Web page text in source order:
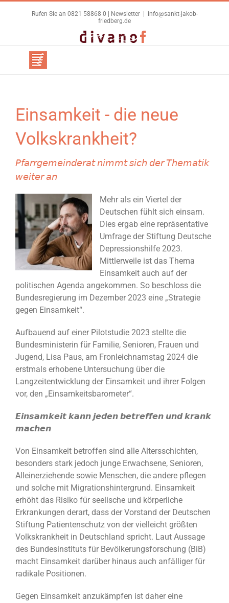
Rufen Sie an 0821 58868 0 | Newsletter
info@sankt-jakob-
friedberg.de
Benutzerdefiniert
Einsamkeit - die neue
Volkskrankheit?
𝘗𝘧𝘢𝘳𝘳𝘨𝘦𝘮𝘦𝘪𝘯𝘥𝘦𝘳𝘢𝘵 𝘯𝘪𝘮𝘮𝘵 𝘴𝘪𝘤𝘩 𝘥𝘦𝘳 𝘛𝘩𝘦𝘮𝘢𝘵𝘪𝘬
𝘸𝘦𝘪𝘵𝘦𝘳 𝘢𝘯
Mehr als ein Viertel der
Deutschen fühlt sich einsam.
Dies ergab eine repräsentative
Umfrage der Stiftung Deutsche
Depressionshilfe 2023.
Mittlerweile ist das Thema
Einsamkeit auch auf der
politischen Agenda angekommen. So beschloss die
Bundesregierung im Dezember 2023 eine „Strategie
gegen Einsamkeit“.
Aufbauend auf einer Pilotstudie 2023 stellte die
Bundesministerin für Familie, Senioren, Frauen und
Jugend, Lisa Paus, am Fronleichnamstag 2024 die
erstmals erhobene Untersuchung über die
Langzeitentwicklung der Einsamkeit und ihrer Folgen
vor, den „Einsamkeitsbarometer“.
𝙀𝙞𝙣𝙨𝙖𝙢𝙠𝙚𝙞𝙩 𝙠𝙖𝙣𝙣 𝙟𝙚𝙙𝙚𝙣 𝙗𝙚𝙩𝙧𝙚𝙛𝙛𝙚𝙣 𝙪𝙣𝙙 𝙠𝙧𝙖𝙣𝙠
𝙢𝙖𝙘𝙝𝙚𝙣
Von Einsamkeit betroffen sind alle Altersschichten,
besonders stark jedoch junge Erwachsene, Senioren,
Alleinerziehende sowie Menschen, die andere pflegen
und solche mit Migrationshintergrund. Einsamkeit
erhöht das Risiko für seelische und körperliche
Erkrankungen derart, dass der Vorstand der Deutschen
Stiftung Patientenschutz von der vielleicht größten
Volkskrankheit in Deutschland spricht. Laut Aussage
des Bundesinstituts für Bevölkerungsforschung (BiB)
macht Einsamkeit darüber hinaus auch anfälliger für
radikale Positionen.
Gegen Einsamkeit anzukämpfen ist daher eine